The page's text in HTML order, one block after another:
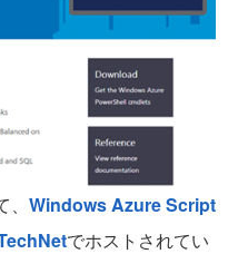
Windows Azure Script
でホストされてい